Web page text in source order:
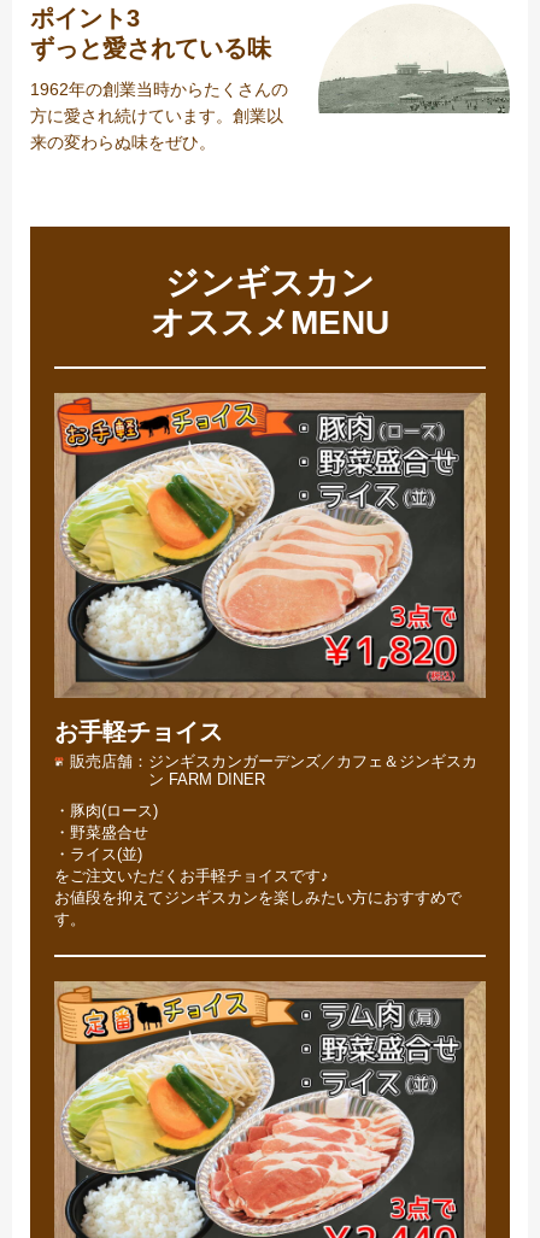
ポイント3
ずっと愛されている味
1962年の創業当時からたくさんの
方に愛され続けています。創業以
来の変わらぬ味をぜひ。
ジンギスカン
オススメMENU
お手軽チョイス
販売店舗
ジンギスカンガーデンズ／カフェ＆ジンギスカ
ン FARM DINER
・豚肉(ロース)
・野菜盛合せ
・ライス(並)
をご注文いただくお手軽チョイスです♪
お値段を抑えてジンギスカンを楽しみたい方におすすめで
す。